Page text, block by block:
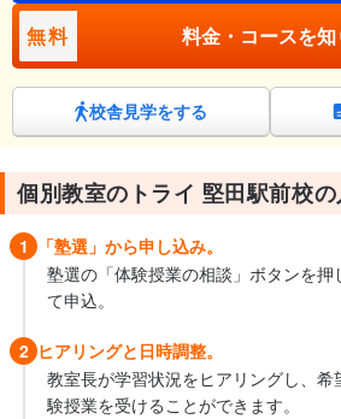
無料 料金・コースを
校舎見学をする
個別教室のトライ 堅田駅前校
1
「塾選」から申し込み。
塾選の「体験授業の相談」ボタンを押
て申込。
2 ヒアリングと日時調整。
教室長が学習状況をヒアリングし、
験授業を受けることができます。